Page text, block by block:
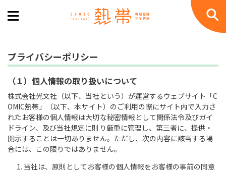
プライバシーポリシー
（１）個人情報の取り扱いについて
株式会社光文社（以下、当社という）が運営するウェブサイト「C
OMIC熱帯」（以下、本サイト）のご利用の際にサイト内で入力さ
れたお客様の個人情報は大切な秘密情報として関係法令及びガイ
ドライン、及び当社規定に則り厳重に管理し、第三者に、提供・
開示することは一切ありません。ただし、次の内容に該当する場
合には、この限りではありません。
当社は、原則としてお客様の個人情報をお客様の事前の同意